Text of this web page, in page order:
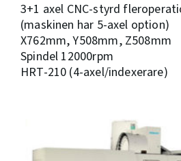
3+1 axel CNC-styrd
(maskinen har 5-axel option)
X762mm, Y508mm, Z508mm
Spindel 12000rpm
HRT-210 (4-axel/indexerare)